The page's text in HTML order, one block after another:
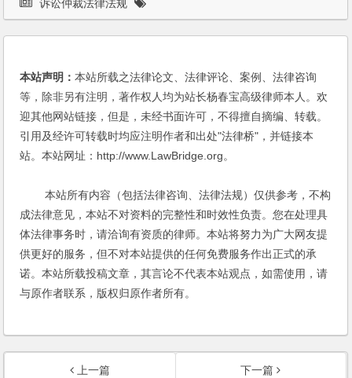
诉讼仲裁法律法规
本站声明：本站所载之法律论文、法律评论、案例、法律咨询
等，除非另有注明，著作权人均为站长杨春宝高级律师本人。欢
迎其他网站链接，但是，未经书面许可，不得擅自摘编、转载。
引用及经许可转载时均应注明作者和出处"法律桥"，并链接本
站。本站网址：http://www.LawBridge.org。
本站所有内容（包括法律咨询、法律法规）仅供参考，不构
成法律意见，本站不对资料的完整性和时效性负责。您在处理具
体法律事务时，请洽询有资质的律师。本站将努力为广大网友提
供更好的服务，但不对本站提供的任何免费服务作出正式的承
诺。本站所载投稿文章，其言论不代表本站观点，如需使用，请
与原作者联系，版权归原作者所有。
上一篇
下一篇